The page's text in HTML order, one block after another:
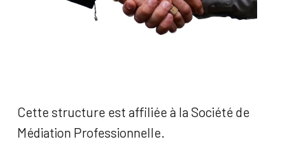
Cette structure est affiliée à la Société de
Médiation Professionnelle.